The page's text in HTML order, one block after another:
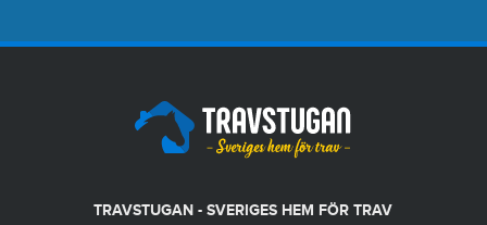
TRAVSTUGAN - SVERIGES HEM FÖR TRAV